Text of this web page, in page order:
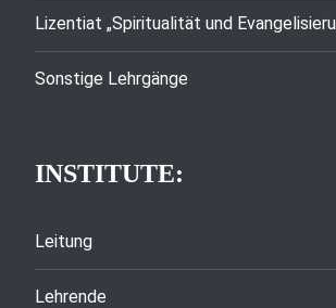
Lizentiat „Spiritualität und
Sonstige Lehrgänge
INSTITUTE:
Leitung
Lehrende